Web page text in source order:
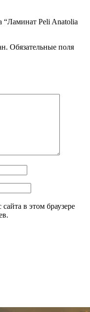
“Ламинат Peli Anatolia
Обязательные поля
в этом браузере